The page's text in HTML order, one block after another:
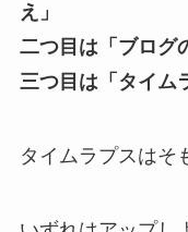
え」
二つ目は「ブログ
三つ目は「タイム
タイムラプスはそ